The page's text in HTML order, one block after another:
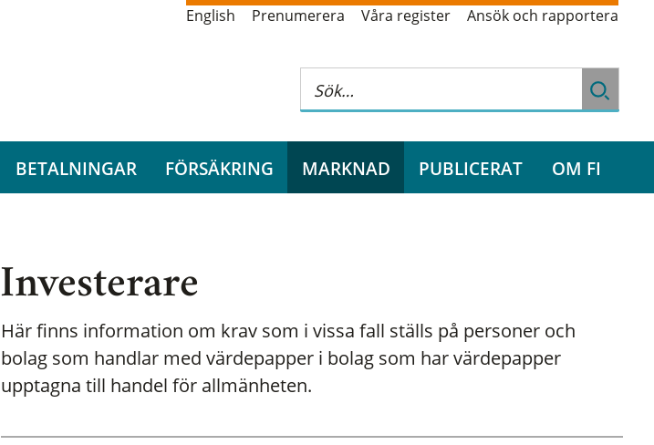
English Prenumerera Våra register Ansök och rapportera
BETALNINGAR FÖRSÄKRING MARKNAD PUBLICERAT OM FI
Investerare
Här finns information om krav som i vissa fall ställs på personer och
bolag som handlar med värdepapper i bolag som har värdepapper
upptagna till handel för allmänheten.